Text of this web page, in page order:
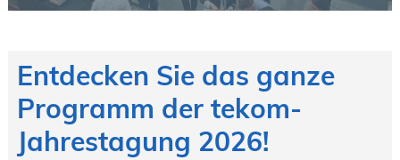
Entdecken Sie das ganze
Programm der tekom-
Jahrestagung 2026!